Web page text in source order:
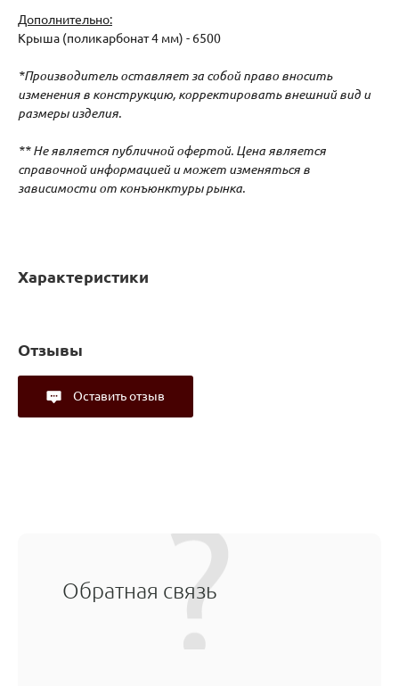
Дополнительно:
Крыша (поликарбонат 4 мм) - 6500
*Производитель оставляет за собой право вносить
изменения в конструкцию, корректировать внешний вид и
размеры изделия.
** Не является публичной офертой. Цена является
справочной информацией и может изменяться в
зависимости от конъюнктуры рынка.
Характеристики
Отзывы
Оставить отзыв
Обратная связь